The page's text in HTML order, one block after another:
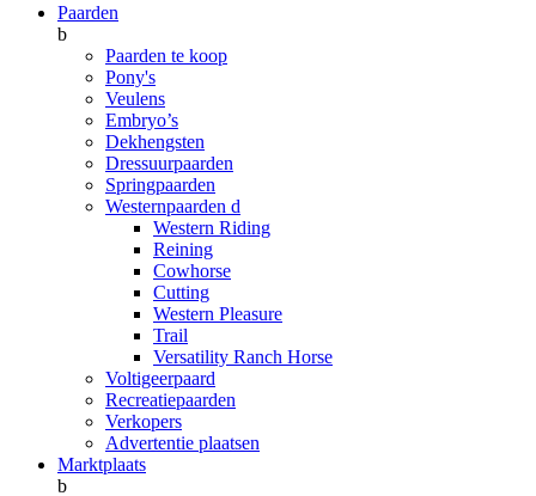
Paarden
b
Paarden te koop
Pony's
Veulens
Embryo’s
Dekhengsten
Dressuurpaarden
Springpaarden
Westernpaarden d
Western Riding
Reining
Cowhorse
Cutting
Western Pleasure
Trail
Versatility Ranch Horse
Voltigeerpaard
Recreatiepaarden
Verkopers
Advertentie plaatsen
Marktplaats
b